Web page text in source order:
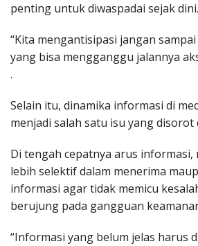
penting untuk diwaspadai sejak dini.
“Kita mengantisipasi jangan
yang bisa mengganggu jalannya
.
Selain itu, dinamika informasi di
menjadi salah satu isu yang disorot
Di tengah cepatnya arus informasi,
lebih selektif dalam menerima
informasi agar tidak memicu
berujung pada gangguan
“Informasi yang belum jelas harus